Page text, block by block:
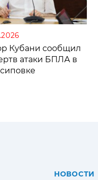
Кубани сообщил
атаки БПЛА в
НОВОСТИ